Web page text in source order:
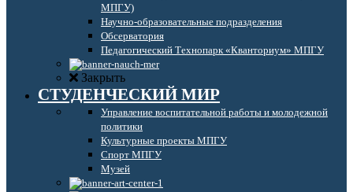
МПГУ)
Научно-образовательные подразделения
Обсерватория
Педагогический Технопарк «Кванториум» МПГУ
Закрыть
СТУДЕНЧЕСКИЙ МИР
Управление воспитательной работы и молодежной
политики
Культурные проекты МПГУ
Спорт МПГУ
Музей